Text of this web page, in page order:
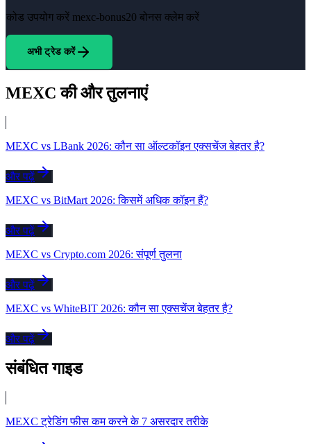
कोड उपयोग करें mexc-bonus20 बोनस क्लेम करें
अभी ट्रेड करें
MEXC की और तुलनाएं
MEXC vs LBank 2026: कौन सा ऑल्टकॉइन एक्सचेंज बेहतर है?
और पढ़ें
MEXC vs BitMart 2026: किसमें अधिक कॉइन हैं?
और पढ़ें
MEXC vs Crypto.com 2026: संपूर्ण तुलना
और पढ़ें
MEXC vs WhiteBIT 2026: कौन सा एक्सचेंज बेहतर है?
और पढ़ें
संबंधित गाइड
MEXC ट्रेडिंग फीस कम करने के 7 असरदार तरीके